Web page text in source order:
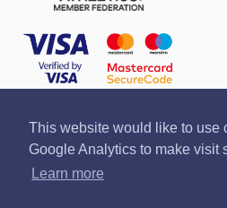
This website would like to use
Google Analytics to make visit
Learn more
Ziņo par pārkāpumu
Privātuma
Pirkšanas un atgriešanas noteikumi